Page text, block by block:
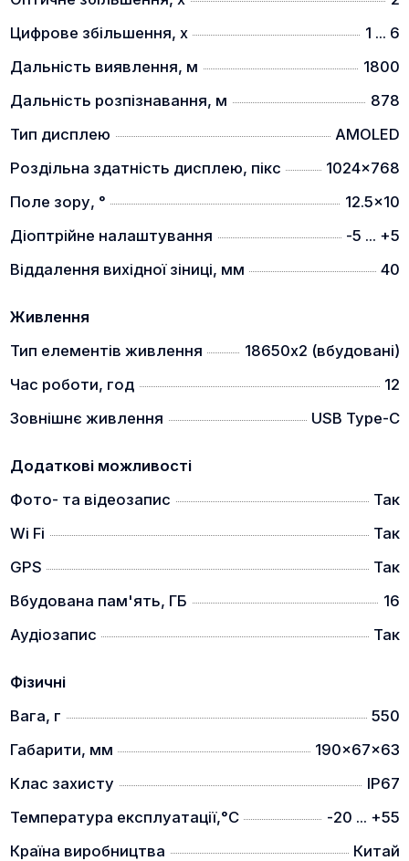
Цифрове збільшення, x
1 ... 6
Дальність виявлення, м
1800
Дальність розпізнавання, м
878
Тип дисплею
AMOLED
Роздільна здатність дисплею, пікс
1024x768
Поле зору, °
12.5x10
Діоптрійне налаштування
-5 ... +5
Віддалення вихідної зіниці, мм
40
Живлення
Тип елементів живлення
18650х2 (вбудовані)
Час роботи, год
12
Зовнішнє живлення
USB Type-C
Додаткові можливості
Фото- та відеозапис
Так
Wi Fi
Так
GPS
Так
Вбудована пам'ять, ГБ
16
Аудіозапис
Так
Фізичні
Вага, г
550
Габарити, мм
190×67×63
Клас захисту
IP67
Температура експлуатації,°C
-20 ... +55
Країна виробництва
Китай